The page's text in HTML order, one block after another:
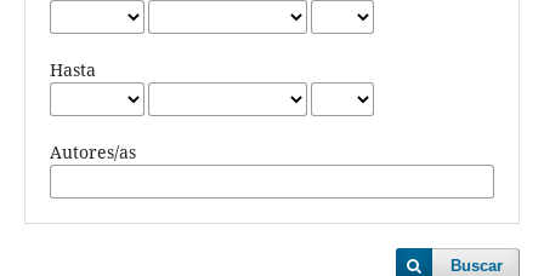
Hasta
Autores/as
Buscar